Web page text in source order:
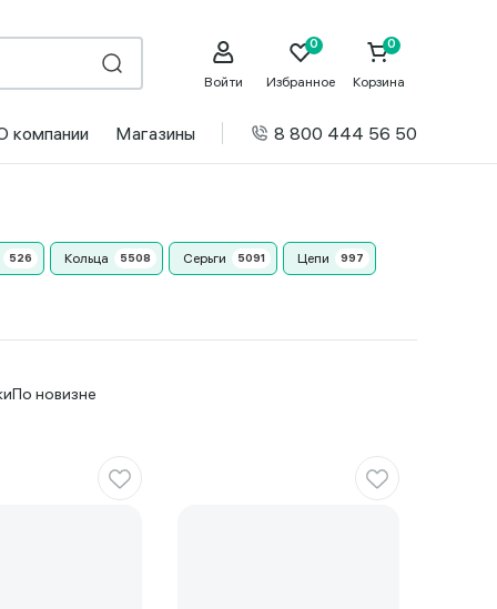
Войти Избранное Корзина
компании Магазины 8 800 444 56 50
Кольца Серьги Цепи
По новизне